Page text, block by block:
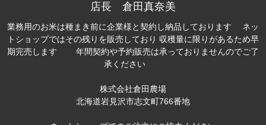
店長 倉田真奈美
業務用のお米は種まき前に企業様と契約し納品しております ネッ
トショップではその残りを販売しており 収穫量に限りがあるため早
期完売します 年間契約や予約販売は承っておりませんのでご了
承ください
株式会社倉田農場
北海道岩見沢市志文町766番地